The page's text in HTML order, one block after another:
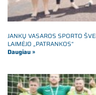
JANKŲ VASAROS SPORTO
LAIMĖJO „PATRANKOS“
Daugiau »